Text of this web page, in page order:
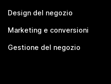
Design del negozio
Marketing e conversioni
Gestione del negozio